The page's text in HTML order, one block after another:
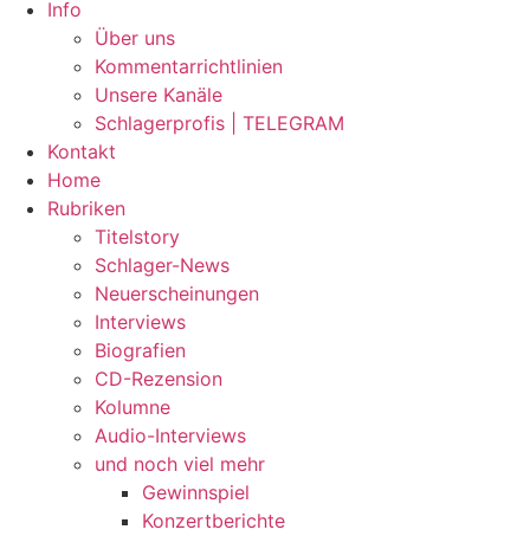
Info
Über uns
Kommentarrichtlinien
Unsere Kanäle
Schlagerprofis | TELEGRAM
Kontakt
Home
Rubriken
Titelstory
Schlager-News
Neuerscheinungen
Interviews
Biografien
CD-Rezension
Kolumne
Audio-Interviews
und noch viel mehr
Gewinnspiel
Konzertberichte